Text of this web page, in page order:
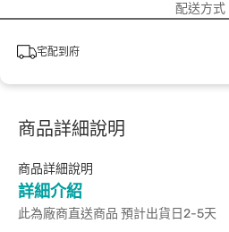
配送方式
宅配到府
商品詳細說明
商品詳細說明
詳細介紹
此為廠商直送商品 預計出貨日2-5天